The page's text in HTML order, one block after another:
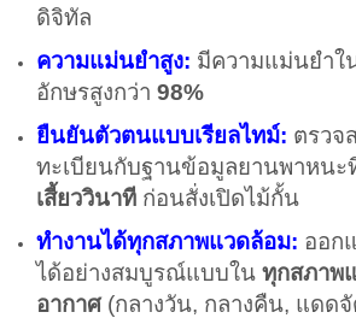
ดิจิทัล
ความแม่นยำสูง: มีความแม่นยำใ
อักษรสูงกว่า 98%
ยืนยันตัวตนแบบเรียลไทม์: ตรวจ
ทะเบียนกับฐานข้อมูลยานพาหน
เสี้ยววินาที ก่อนสั่งเปิดไม้กั้น
ทำงานได้ทุกสภาพแวดล้อม: ออก
ได้อย่างสมบูรณ์แบบใน ทุกสภาพ
อากาศ(กลางวัน, กลางคืน, แดด